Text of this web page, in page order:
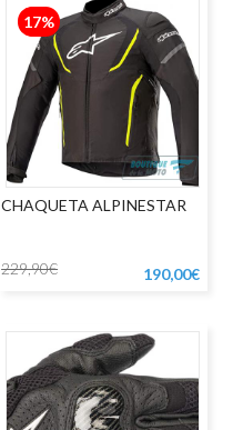
17%
CHAQUETA ALPINESTAR
229,90€ 190,00€